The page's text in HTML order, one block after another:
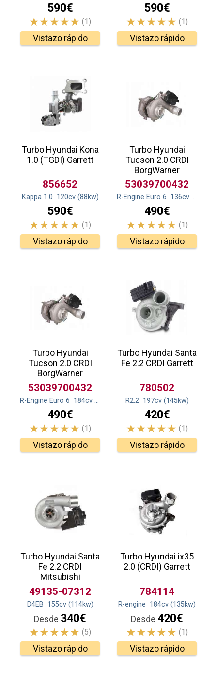
590€
(1)
Vistazo rápido
590€
(1)
Vistazo rápido
Turbo Hyundai Kona
1.0 (TGDI) Garrett
856652
Kappa 1.0 120cv (88kw)
590€
(1)
Vistazo rápido
Turbo Hyundai
Tucson 2.0 CRDI
BorgWarner
53039700432
R-Engine Euro 6 136cv (100
490€
(1)
Vistazo rápido
Turbo Hyundai
Tucson 2.0 CRDI
BorgWarner
53039700432
R-Engine Euro 6 184cv (135
490€
(1)
Vistazo rápido
Turbo Hyundai Santa
Fe 2.2 CRDI Garrett
780502
R2.2 197cv (145kw)
420€
(1)
Vistazo rápido
Turbo Hyundai Santa
Fe 2.2 CRDI
Mitsubishi
49135-07312
D4EB 155cv (114kw)
Desde 340€
(5)
Vistazo rápido
Turbo Hyundai ix35
2.0 (CRDI) Garrett
784114
R-engine 184cv (135kw)
Desde 420€
(1)
Vistazo rápido